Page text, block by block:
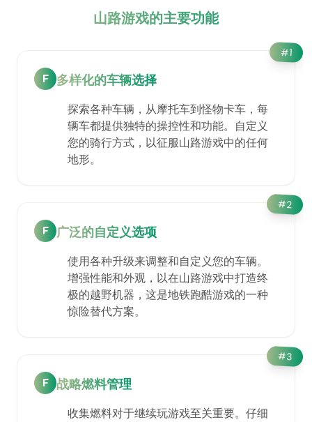
山路游戏的主要功能
#1
F 多样化的车辆选择
探索各种车辆，从摩托车到怪物卡车，每
辆车都提供独特的操控性和功能。自定义
您的骑行方式，以征服山路游戏中的任何
地形。
#2
F 广泛的自定义选项
使用各种升级来调整和自定义您的车辆。
增强性能和外观，以在山路游戏中打造终
极的越野机器，这是地铁跑酷游戏的一种
惊险替代方案。
#3
F 战略燃料管理
收集燃料对于继续玩游戏至关重要。仔细